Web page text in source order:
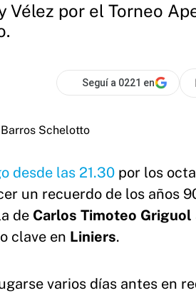
Vélez por el Torneo
Seguí a 0221 en
desde las 21.30 por los
un recuerdo de los años
de Carlos Timoteo Griguol
clave en Liniers.
varios días antes en